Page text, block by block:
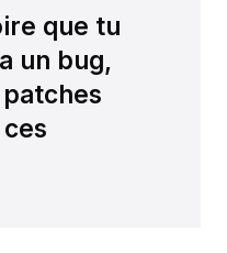
que tu
un bug,
patches